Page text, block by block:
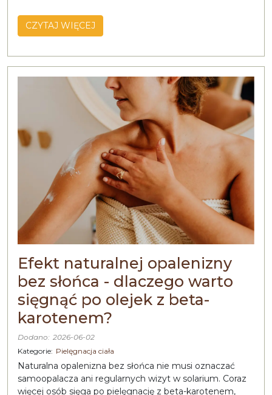
CZYTAJ WIĘCEJ
Efekt naturalnej opalenizny
bez słońca - dlaczego warto
sięgnąć po olejek z beta-
karotenem?
Dodano: 2026-06-02
Kategorie: Pielęgnacja ciała
Naturalna opalenizna bez słońca nie musi oznaczać
samoopalacza ani regularnych wizyt w solarium. Coraz
więcej osób sięga po pielęgnację z beta-karotenem,